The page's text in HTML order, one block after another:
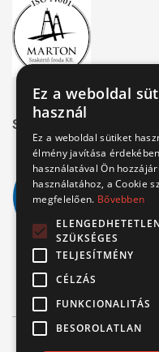
Széchenyi 2020
Ez a weboldal
használ
Ez a weboldal sütiket
élmény javítása
használatával Ön
használatához, a Cookie
megfelelően. Bővebben
SZÜKSÉGES
TELJESÍTMÉNY
CÉLZÁS
FUNKCIONALITÁS
BESOROLATLAN